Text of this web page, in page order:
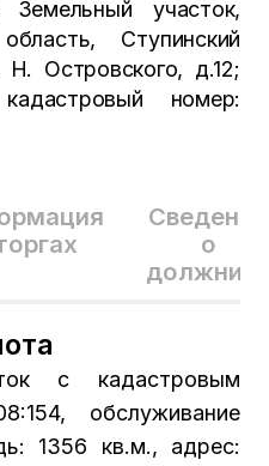
Сведения
о
с кадастровым
обслуживание
1356 кв.м., адрес:
Земельный участок,
Ступинский
Островского, д.12;
номер: